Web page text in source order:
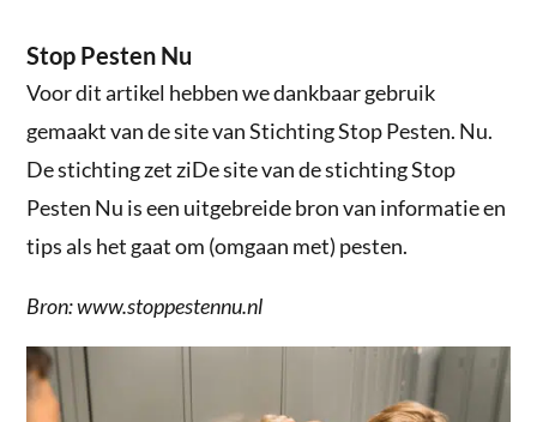
Stop Pesten Nu
Voor dit artikel hebben we dankbaar gebruik
gemaakt van de site van Stichting Stop Pesten. Nu.
De stichting zet ziDe site van de stichting Stop
Pesten Nu is een uitgebreide bron van informatie en
tips als het gaat om (omgaan met) pesten.
Bron: www.stoppestennu.nl